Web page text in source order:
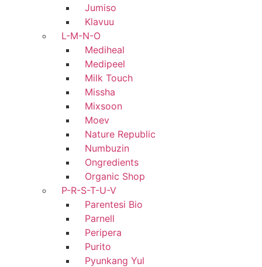
Jumiso
Klavuu
L-M-N-O
Mediheal
Medipeel
Milk Touch
Missha
Mixsoon
Moev
Nature Republic
Numbuzin
Ongredients
Organic Shop
P-R-S-T-U-V
Parentesi Bio
Parnell
Peripera
Purito
Pyunkang Yul